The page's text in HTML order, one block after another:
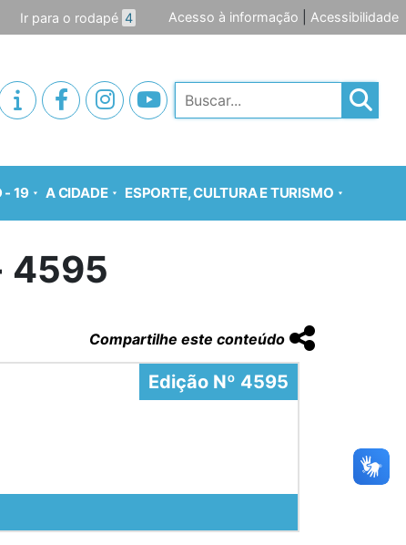
Ir para o rodapé 4 Acesso à informação Acessibilidade
Pesquisar
- 19 A CIDADE ESPORTE, CULTURA E TURISMO
4595
Compartilhe este conteúdo
Edição Nº 4595